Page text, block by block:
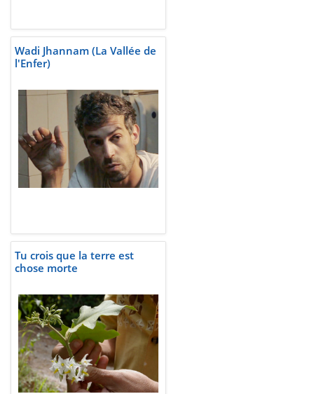
Wadi Jhannam (La Vallée de
l'Enfer)
Tu crois que la terre est
chose morte